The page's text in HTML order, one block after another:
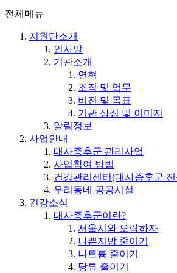
전체메뉴
지원단소개
인사말
기관소개
연혁
조직 및 업무
비전 및 목표
기관 상징 및 이미지
알림정보
사업안내
대사증후군 관리사업
사업참여 방법
건강관리센터(대사증후군
우리동네 공공시설
건강소식
대사증후군이란?
서울시와 오락하자
나쁜지방 줄이기
나트륨 줄이기
당류 줄이기